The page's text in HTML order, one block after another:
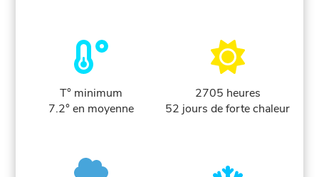
T° minimum
7.2° en moyenne
2705 heures
52 jours de forte chaleur